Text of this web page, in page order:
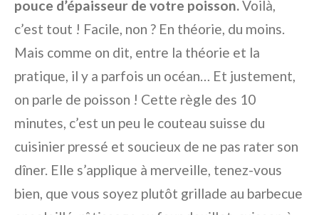
pouce d’épaisseur de votre poisson.Voilà,
c’est tout ! Facile, non ? En théorie, du moins.
Mais comme on dit, entre la théorie et la
pratique, il y a parfois un océan… Et justement,
on parle de poisson ! Cette règle des 10
minutes, c’est un peu le couteau suisse du
cuisinier pressé et soucieux de ne pas rater son
dîner. Elle s’applique à merveille, tenez-vous
bien, que vous soyez plutôt grillade au barbecue